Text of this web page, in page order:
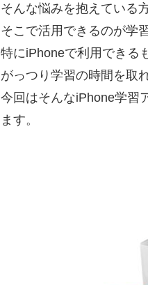
そんな悩みを抱えている
そこで活用できるのが学
特にiPhoneで利用できる
がっつり学習の時間を取
今回はそんなiPhone学習
ます。